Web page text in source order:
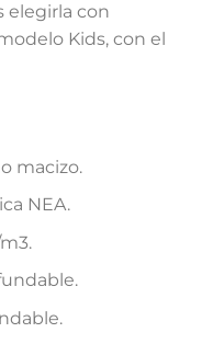
elegirla con
Kids, con el
macizo.
NEA.